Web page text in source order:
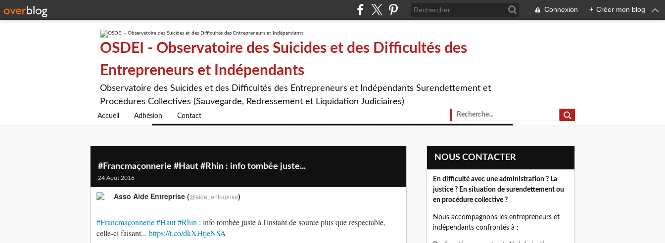
Connexion + Créer mon blog
OSDEI - Observatoire des Suicides et des Difficultés des
Entrepreneurs et Indépendants
Observatoire des Suicides et des Difficultés des Entrepreneurs et Indépendants Surendettement et
Procédures Collectives (Sauvegarde, Redressement et Liquidation Judiciaires)
Accueil Adhésion Contact
#Francmaçonnerie #Haut #Rhin : info tombée juste...
24 Août 2016
#Francmaçonnerie#Haut#Rhin : info tombée juste à l'instant de source plus que respectable,
celle-ci faisant... https://t.co/dkXHtjeNSA
Asso Aide Entreprise (@aide_entreprise)
NOUS CONTACTER
En difficulté avec une administration ? La
justice ? En situation de surendettement ou
en procédure collective ?
Nous accompagnons les entrepreneurs et
indépendants confrontés à :